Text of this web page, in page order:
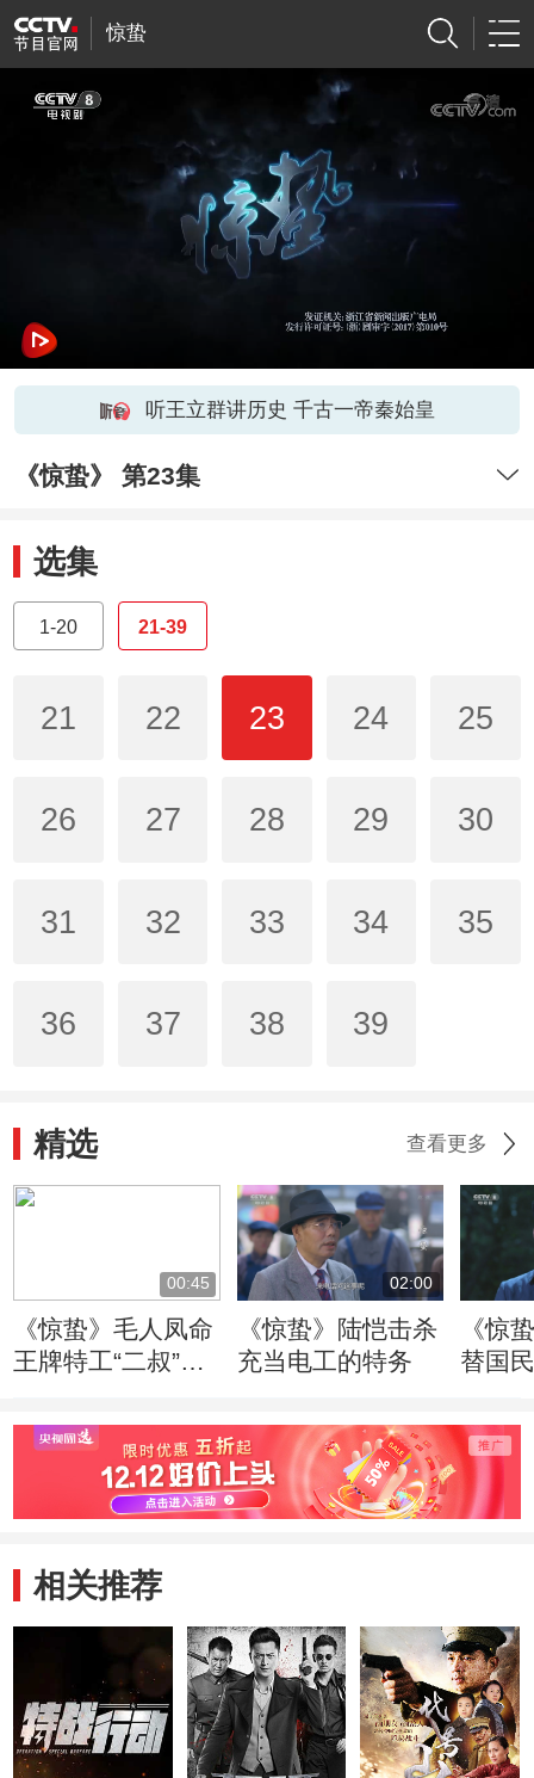
惊蛰
听王立群讲历史 千古一帝秦始皇
《惊蛰》 第23集
选集
1-20 21-39
21 22 23 24 25
26 27 28 29 30
31 32 33 34 35
36 37 38 39
精选 查看更多
00:45
《惊蛰》毛人凤命
王牌特工“二叔”担
02:00
《惊蛰》陆恺击杀
充当电工的特务
《惊
替国
相关推荐